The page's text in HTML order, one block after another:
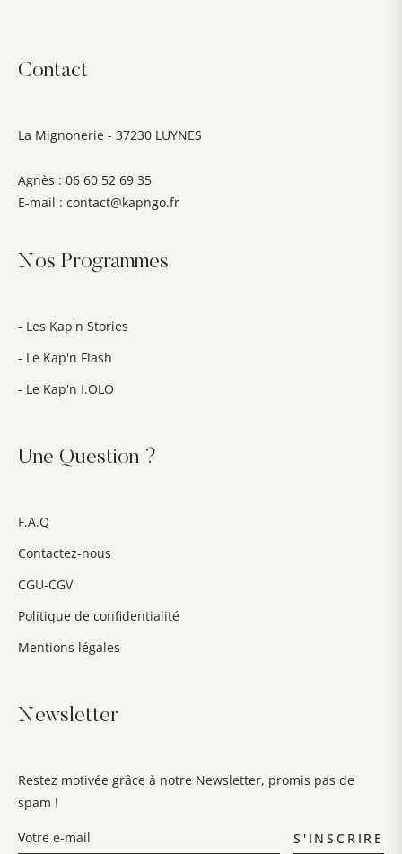
Contact
La Mignonerie - 37230 LUYNES
Agnès : 06 60 52 69 35
E-mail : contact@kapngo.fr
Nos Programmes
- Les Kap'n Stories
- Le Kap'n Flash
- Le Kap'n I.OLO
Une Question ?
F.A.Q
Contactez-nous
CGU-CGV
Politique de confidentialité
Mentions légales
Newsletter
Restez motivée grâce à notre Newsletter, promis pas de
spam !
S'INSCRIRE